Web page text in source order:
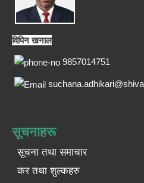
विपिन खनाल
9857014751
सूचनाहरू
सूचना तथा समाचार
कर तथा शुल्कहरु